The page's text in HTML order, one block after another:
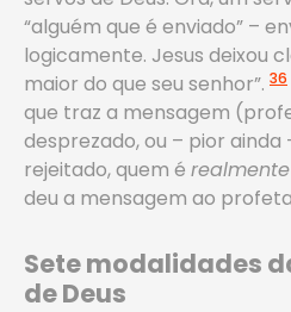
“alguém que é enviado” –
logicamente. Jesus deixou
maior do que seu senhor”. 36
que traz a mensagem
desprezado, ou – pior
rejeitado, quem é realmente
deu a mensagem ao
Sete modalidades
de Deus